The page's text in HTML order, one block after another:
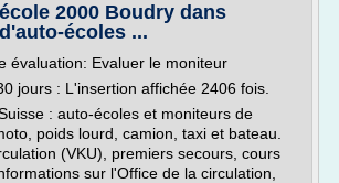
2000 Boudry dans
écoles ...
évaluation: Evaluer le moniteur
jours : L'insertion affichée 2406 fois.
: auto-écoles et moniteurs de
poids lourd, camion, taxi et bateau.
(VKU), premiers secours, cours
sur l'Office de la circulation,